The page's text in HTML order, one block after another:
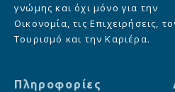
γνώμης και όχι μόνο για την
Οικονομία, τις Επιχειρήσεις,
Τουρισμό και την Καριέρα.
Πληροφορίες